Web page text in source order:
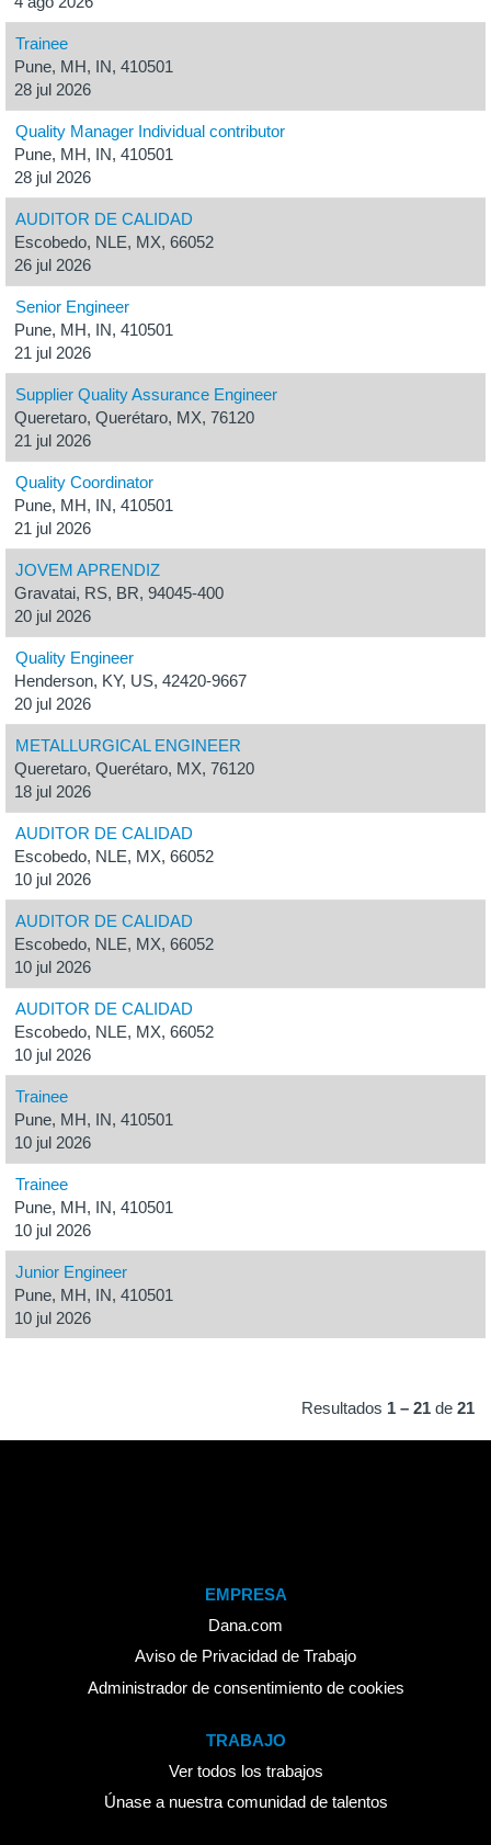
Trainee
Pune, MH, IN, 410501
28 jul 2026
Quality Manager Individual contributor
Pune, MH, IN, 410501
28 jul 2026
AUDITOR DE CALIDAD
Escobedo, NLE, MX, 66052
26 jul 2026
Senior Engineer
Pune, MH, IN, 410501
21 jul 2026
Supplier Quality Assurance Engineer
Queretaro, Querétaro, MX, 76120
21 jul 2026
Quality Coordinator
Pune, MH, IN, 410501
21 jul 2026
JOVEM APRENDIZ
Gravatai, RS, BR, 94045-400
20 jul 2026
Quality Engineer
Henderson, KY, US, 42420-9667
20 jul 2026
METALLURGICAL ENGINEER
Queretaro, Querétaro, MX, 76120
18 jul 2026
AUDITOR DE CALIDAD
Escobedo, NLE, MX, 66052
10 jul 2026
AUDITOR DE CALIDAD
Escobedo, NLE, MX, 66052
10 jul 2026
AUDITOR DE CALIDAD
Escobedo, NLE, MX, 66052
10 jul 2026
Trainee
Pune, MH, IN, 410501
10 jul 2026
Trainee
Pune, MH, IN, 410501
10 jul 2026
Junior Engineer
Pune, MH, IN, 410501
10 jul 2026
Resultados 1 – 21 de 21
EMPRESA
Dana.com
Aviso de Privacidad de Trabajo
Administrador de consentimiento de cookies
TRABAJO
Ver todos los trabajos
Únase a nuestra comunidad de talentos